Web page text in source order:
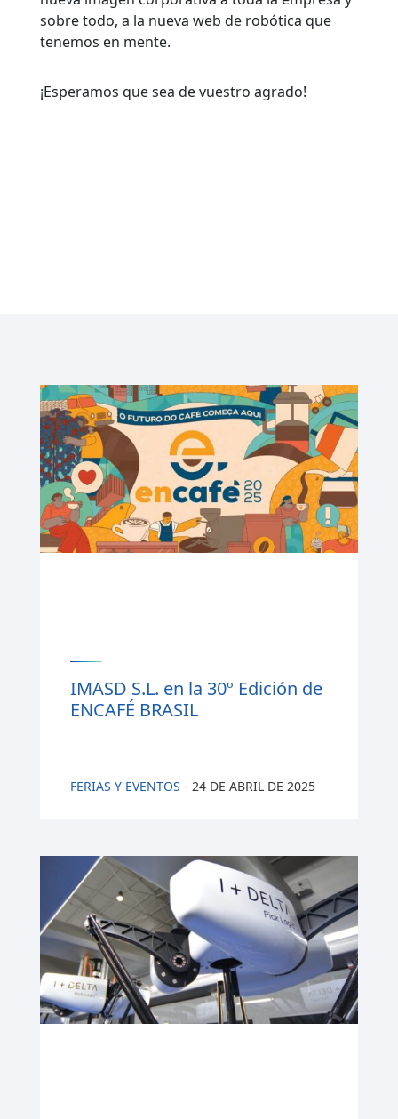
sobre todo, a la nueva web de robótica que
tenemos en mente.
¡Esperamos que sea de vuestro agrado!
IMASD S.L. en la 30º Edición de
ENCAFÉ BRASIL
FERIAS Y EVENTOS - 24 DE ABRIL DE 2025